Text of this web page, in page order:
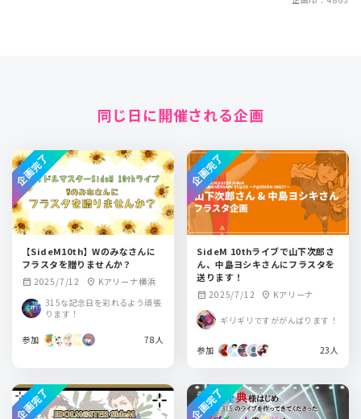
同じ日に開催される企画
【SideM10th】Wのみなさんに
フラスタを贈りませんか？
calendar_month 2025/7/12 location_on Kアリーナ横浜
315な記念日を彩れるよう頑張
ります！
参加 78人
企画完了
SideM 10thライブで山下次郎さ
ん、中島ヨシキさんにフラスタを
送ります！
calendar_month 2025/7/12 location_on Kアリーナ
ギリギリですががんばります！
参加 23人
企画完了
企画完了 企画完了